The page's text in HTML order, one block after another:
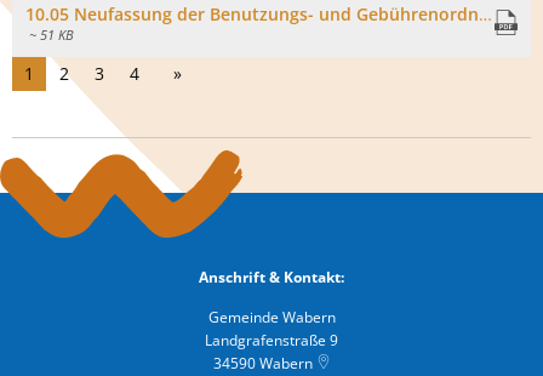
10.05 Neufassung der Benutzungs- und Gebührenordnung.pdf
~ 51 KB
1 2 3 4
Anschrift & Kontakt:
Gemeinde Wabern
Landgrafenstraße 9
34590 Wabern